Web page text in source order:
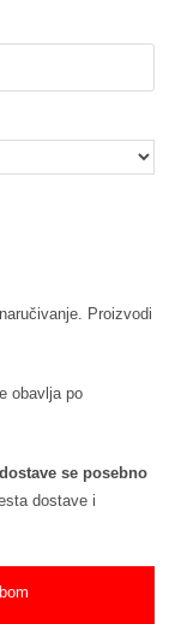
Proizvodi
obavlja po
se posebno
dostave i